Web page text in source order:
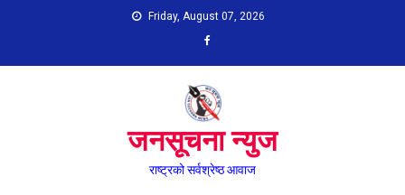
Friday, August 07, 2026
जनसूचना न्युज
राष्ट्रको सर्वश्रेष्ठ आवाज